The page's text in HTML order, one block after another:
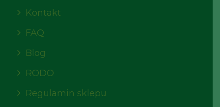
Kontakt
FAQ
Blog
RODO
Regulamin sklepu